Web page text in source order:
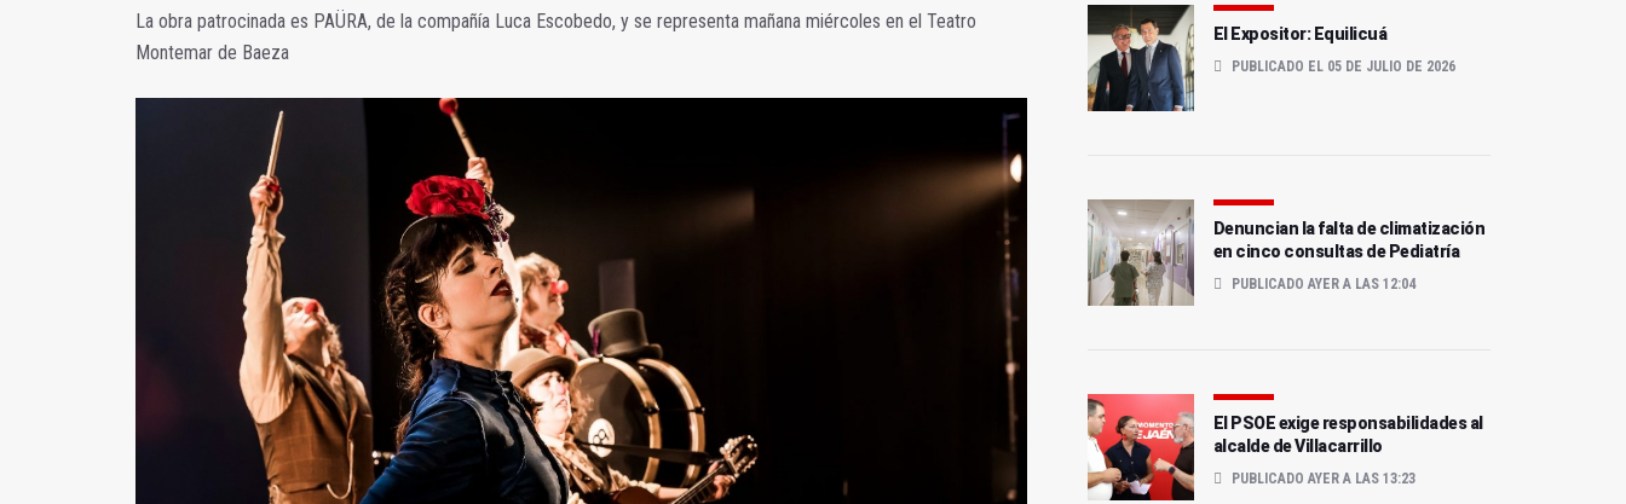
La obra patrocinada es PAÜRA, de la compañía Luca Escobedo, y se representa mañana miércoles en el Teatro
Montemar de Baeza
El Expositor: Equilicuá
PUBLICADO EL 05 DE JULIO DE 2026
Denuncian la falta de climatización
en cinco consultas de Pediatría
PUBLICADO AYER A LAS 12:04
El PSOE exige responsabilidades al
alcalde de Villacarrillo
PUBLICADO AYER A LAS 13:23